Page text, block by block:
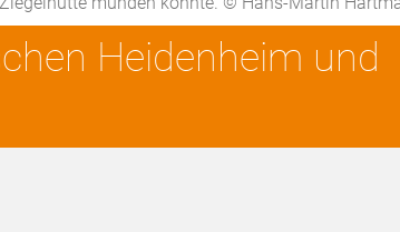
Heidenheim und